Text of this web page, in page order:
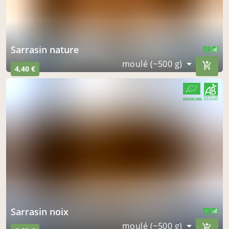
sarrasin nature
4,40 € moulé (~500 g)
sarrasin noix
moulé (~500 g)
CERTIFIÉ PAR FR-BIO-01
AGRICULTURE FRANCE